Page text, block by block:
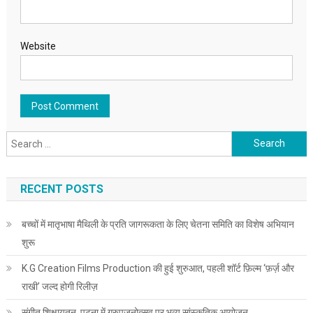
Website
Search for:
RECENT POSTS
बच्चों में मातृभाषा मैथिली के प्रति जागरूकता के लिए चेतना समिति का विशेष अभियान
शुरू
K.G Creation Films Production की हुई शुरुआत, पहली शॉर्ट फ़िल्म ‘फ़र्ज़ और
राखी’ जल्द होगी रिलीज़